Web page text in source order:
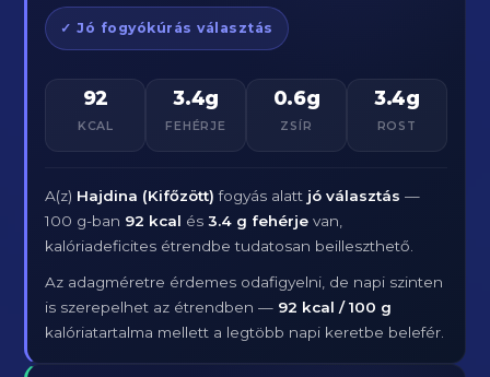
✓ Jó fogyókúrás választás
92
KCAL
3.4g
FEHÉRJE
0.6g
ZSÍR
3.4g
ROST
A(z) Hajdina (Kifőzött) fogyás alatt jó választás —
100 g-ban 92 kcal és3.4 g fehérje van,
kalóriadeficites étrendbe tudatosan beilleszthető.
Az adagméretre érdemes odafigyelni, de napi szinten
is szerepelhet az étrendben — 92 kcal / 100 g
kalóriatartalma mellett a legtöbb napi keretbe belefér.